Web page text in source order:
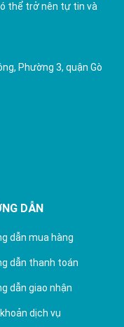
thể trở nên tự tin và
Phường 3, quận Gò
DẪN
dẫn mua hàng
dẫn thanh toán
dẫn giao nhận
dịch vụ